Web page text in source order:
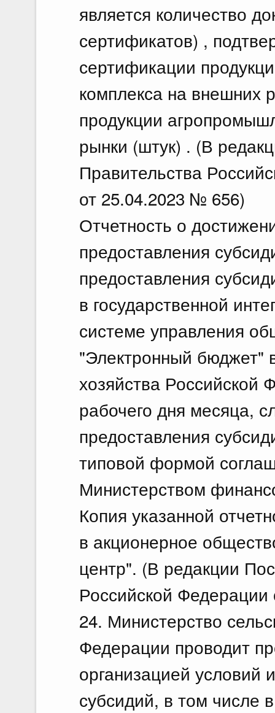
является количество
сертификатов) ,
сертификации
комплекса на внешних
продукции
рынки (штук) . (В
Правительства
от 25.04.2023 № 656)
Отчетность о
предоставления
предоставления
в государственной
системе управления
"Электронный бюджет"
хозяйства Российской
рабочего дня месяца,
предоставления
типовой формой
Министерством
Копия указанной
в акционерное
центр". (В редакции
Российской
24. Министерство
Федерации проводит
организацией условий
субсидий, в том числе